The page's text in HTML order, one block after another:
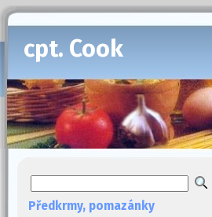
cpt. Cook
Předkrmy, pomazánky